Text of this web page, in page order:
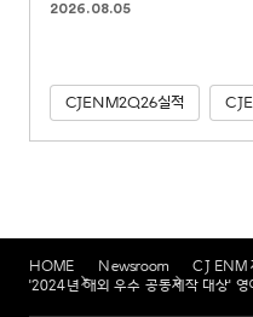
2026.08.05
CJENM2Q26실적
HOME Newsroom
CJ ENM
'2024년 해외 우수 공동제작 대상' 영